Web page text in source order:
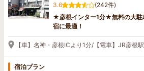
3.6
(242件)
★彦根インター1分★無料の大
宿に最適！
【車】名神・彦根ICより1分/【電車】JR彦根
宿泊プラン